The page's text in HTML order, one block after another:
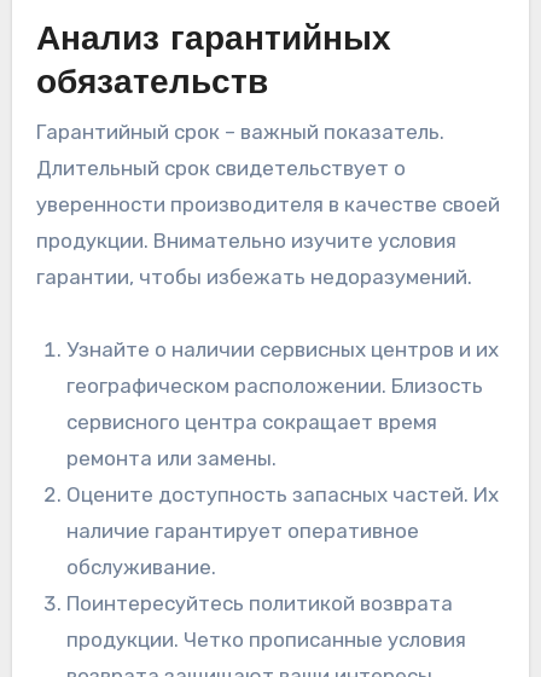
Анализ гарантийных
обязательств
Гарантийный срок – важный показатель.
Длительный срок свидетельствует о
уверенности производителя в качестве своей
продукции. Внимательно изучите условия
гарантии, чтобы избежать недоразумений.
Узнайте о наличии сервисных центров и их
географическом расположении. Близость
сервисного центра сокращает время
ремонта или замены.
Оцените доступность запасных частей. Их
наличие гарантирует оперативное
обслуживание.
Поинтересуйтесь политикой возврата
продукции. Четко прописанные условия